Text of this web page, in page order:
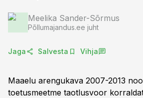
Meelika Sander-Sõrmus
Põllumajandus.ee juht
Jaga Salvesta Vihja
Maaelu arengukava 2007-2013
toetusmeetme taotlusvoor